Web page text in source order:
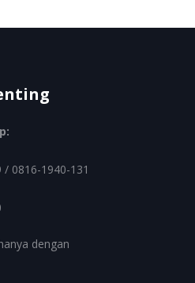
/ 0816-1940-131
dengan